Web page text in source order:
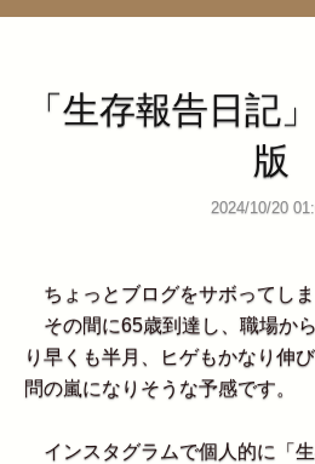
「生存報告日記
版
2024/10/20
ちょっとブログをサボってしま
その間に65歳到達し、職場か
り早くも半月、ヒゲもかなり伸
問の嵐になりそうな予感です。
インスタグラムで個人的に「